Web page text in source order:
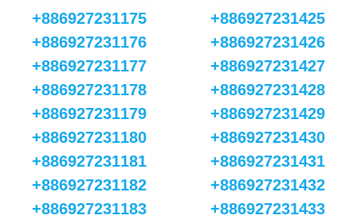
+886927231175
+886927231176
+886927231177
+886927231178
+886927231179
+886927231180
+886927231181
+886927231182
+886927231183
+886927231425
+886927231426
+886927231427
+886927231428
+886927231429
+886927231430
+886927231431
+886927231432
+886927231433